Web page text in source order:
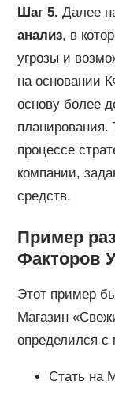
Шаг 5. Далее
анализ, в
угрозы и
на основании
основу более
планирования.
процессе
компании,
средств.
Пример
Факторов
Этот пример
Магазин
определился с
Стать на